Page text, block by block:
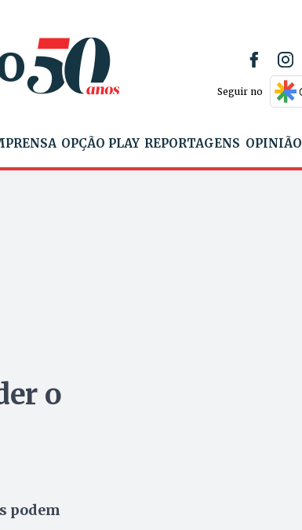
Seguir no
OPÇÃO PLAY REPORTAGENS OPINIÃO
o
podem